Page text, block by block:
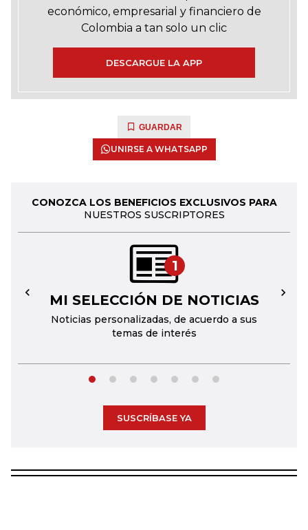
económico, empresarial y financiero de
Colombia a tan solo un clic
DESCARGUE LA APP
GUARDAR
UNIRSE A WHATSAPP
CONOZCA LOS BENEFICIOS EXCLUSIVOS PARA
NUESTROS SUSCRIPTORES
1
MI SELECCIÓN DE NOTICIAS
Noticias personalizadas, de acuerdo a sus
temas de interés
← →
SUSCRÍBASE YA